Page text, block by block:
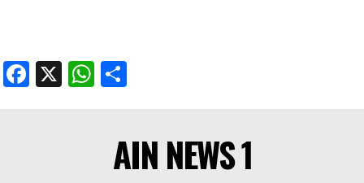
Facebook
X WhatsApp
AIN NEWS 1